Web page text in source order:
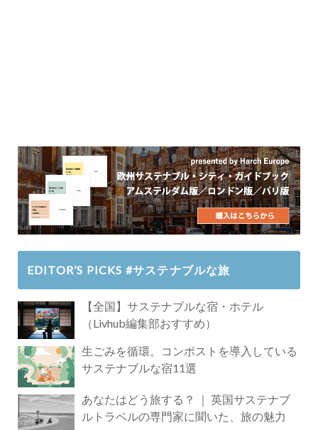
EDITOR’S PICKS #サステナブルな旅
【全国】サステナブルな宿・ホテル
（Livhub編集部おすすめ）
生ごみを循環。コンポストを導入している
サステナブルな宿11選
あなたはどう旅する？ ｜ 英国サステナブ
ルトラベルの専門家に聞いた、旅の魅力